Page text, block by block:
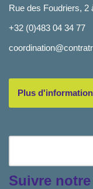
Rue des Foudriers, 2
+32 (0)483 04 34 77
Plus
Suivre